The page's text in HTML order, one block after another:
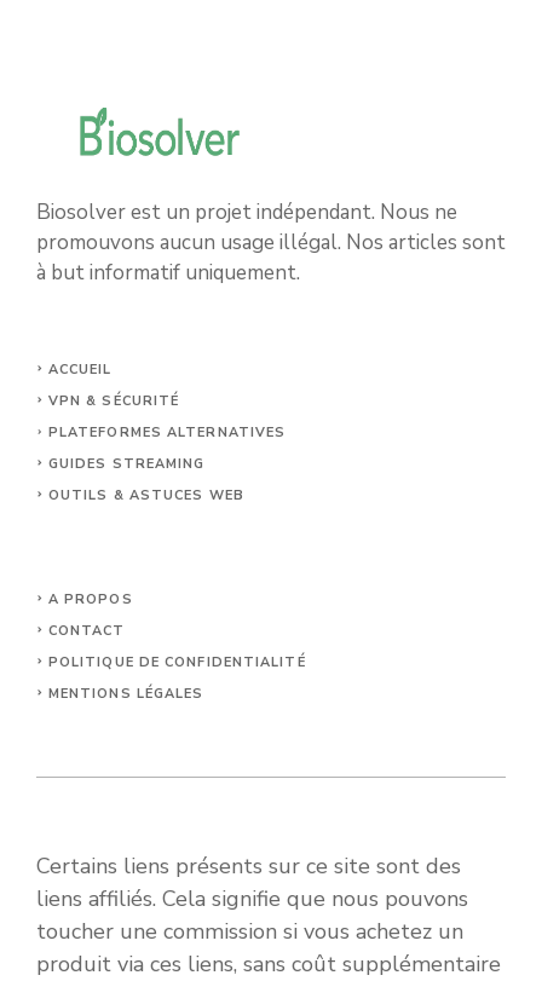
Biosolver est un projet indépendant. Nous ne
promouvons aucun usage illégal. Nos articles sont
à but informatif uniquement.
ACCUEIL
VPN & SÉCURITÉ
PLATEFORMES ALTERNATIVES
GUIDES STREAMING
OUTILS & ASTUCES WEB
A PROPOS
CONTACT
POLITIQUE DE CONFIDENTIALITÉ
MENTIONS LÉGALES
Certains liens présents sur ce site sont des
liens affiliés. Cela signifie que nous pouvons
toucher une commission si vous achetez un
produit via ces liens, sans coût supplémentaire